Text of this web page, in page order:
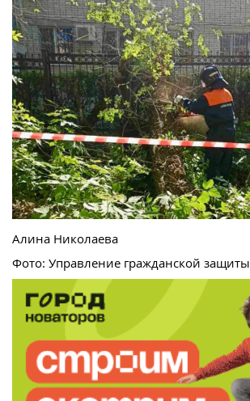
Алина Николаева
Фото: Управление гражданской защиты